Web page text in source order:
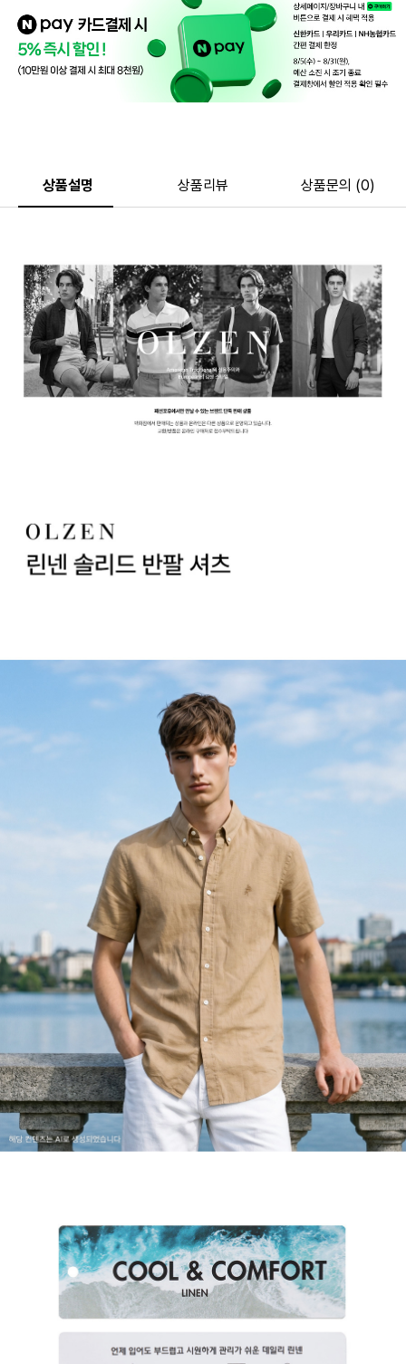
상품설명 상품리뷰 상품문의 (0)